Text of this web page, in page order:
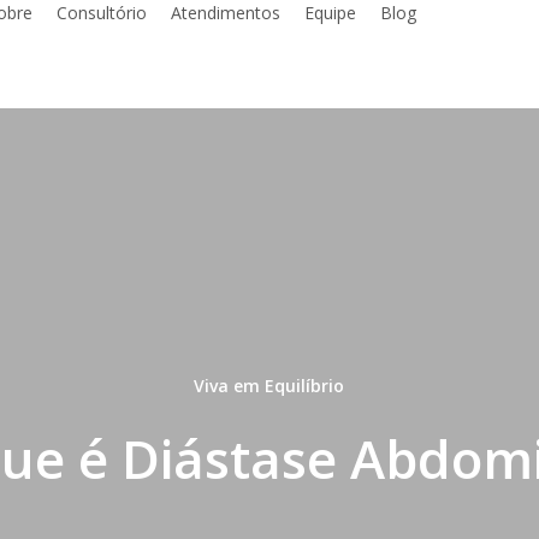
Consultório Atendimentos Equipe Blog
Viva em Equilíbrio
é Diástase